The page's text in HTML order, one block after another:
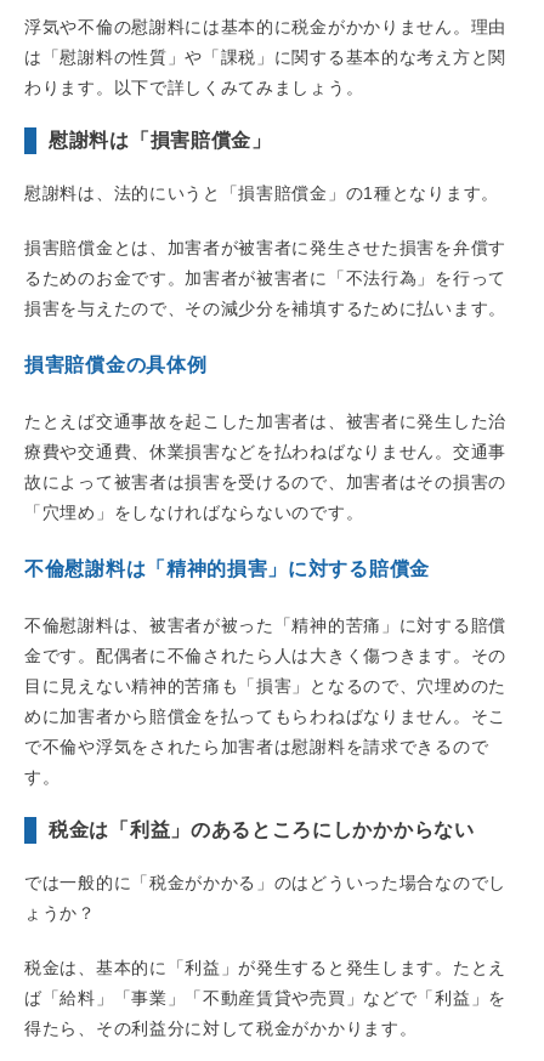
浮気や不倫の慰謝料には基本的に税金がかかりません。理由
は「慰謝料の性質」や「課税」に関する基本的な考え方と関
わります。以下で詳しくみてみましょう。
慰謝料は「損害賠償金」
慰謝料は、法的にいうと「損害賠償金」の1種となります。
損害賠償金とは、加害者が被害者に発生させた損害を弁償す
るためのお金です。加害者が被害者に「不法行為」を行って
損害を与えたので、その減少分を補填するために払います。
損害賠償金の具体例
たとえば交通事故を起こした加害者は、被害者に発生した治
療費や交通費、休業損害などを払わねばなりません。交通事
故によって被害者は損害を受けるので、加害者はその損害の
「穴埋め」をしなければならないのです。
不倫慰謝料は「精神的損害」に対する賠償金
不倫慰謝料は、被害者が被った「精神的苦痛」に対する賠償
金です。配偶者に不倫されたら人は大きく傷つきます。その
目に見えない精神的苦痛も「損害」となるので、穴埋めのた
めに加害者から賠償金を払ってもらわねばなりません。そこ
で不倫や浮気をされたら加害者は慰謝料を請求できるので
す。
税金は「利益」のあるところにしかかからない
では一般的に「税金がかかる」のはどういった場合なのでし
ょうか？
税金は、基本的に「利益」が発生すると発生します。たとえ
ば「給料」「事業」「不動産賃貸や売買」などで「利益」を
得たら、その利益分に対して税金がかかります。